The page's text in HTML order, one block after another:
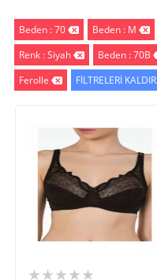
Beden : 70 Beden : M
Renk : Siyah
Beden : 70B
Ferolle
FİLTRELERİ KALDIR
★★★★★